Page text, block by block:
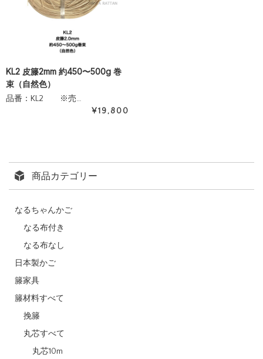
KL2 皮籐2mm 約450〜500g 巻
束（自然色）
品番：KL2 ※売…
¥19,800
商品カテゴリー
なるちゃんかご
なる布付き
なる布なし
日本製かご
籐家具
籐材料すべて
挽籐
丸芯すべて
丸芯10m